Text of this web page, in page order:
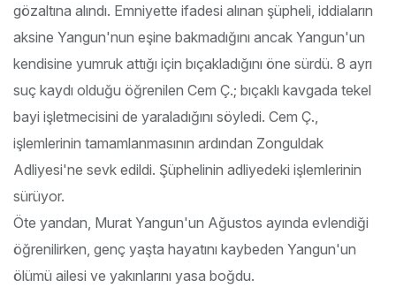
gözaltına alındı. Emniyette ifadesi alınan şüpheli, iddiaların
aksine Yangun'nun eşine bakmadığını ancak Yangun'un
kendisine yumruk attığı için bıçakladığını öne sürdü. 8 ayrı
suç kaydı olduğu öğrenilen Cem Ç.; bıçaklı kavgada tekel
bayi işletmecisini de yaraladığını söyledi. Cem Ç.,
işlemlerinin tamamlanmasının ardından Zonguldak
Adliyesi'ne sevk edildi. Şüphelinin adliyedeki işlemlerinin
sürüyor.
Öte yandan, Murat Yangun'un Ağustos ayında evlendiği
öğrenilirken, genç yaşta hayatını kaybeden Yangun'un
ölümü ailesi ve yakınlarını yasa boğdu.